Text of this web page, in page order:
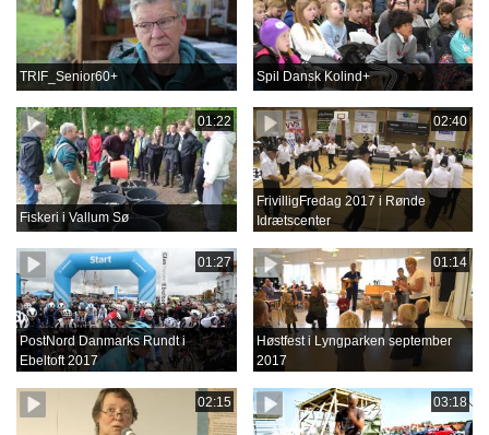
TRIF_Senior60+ Spil Dansk Kolind+
01:22
Fiskeri i Vallum Sø
02:40
FrivilligFredag 2017 i Rønde
Idrætscenter
01:27
PostNord Danmarks Rundt i
Ebeltoft 2017
01:14
Høstfest i Lyngparken september
2017
02:15 03:18